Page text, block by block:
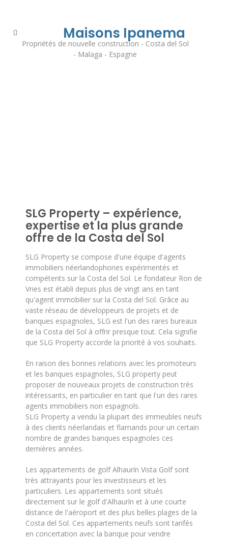
Maisons Ipanema
Propriétés de nouvelle construction - Costa del Sol
- Malaga - Espagne
SLG Property – expérience,
expertise et la plus grande
offre de la Costa del Sol
SLG Property se compose d'une équipe d'agents
immobiliers néerlandophones expérimentés et
compétents sur la Costa del Sol. Le fondateur Ron de
Vries est établi depuis plus de vingt ans en tant
qu'agent immobilier sur la Costa del Sol. Grâce au
vaste réseau de développeurs de projets et de
banques espagnoles, SLG est l'un des rares bureaux
de la Costa del Sol à offrir presque tout. Cela signifie
que SLG Property accorde la priorité à vos souhaits.
En raison des bonnes relations avec les promoteurs
et les banques espagnoles, SLG property peut
proposer de nouveaux projets de construction très
intéressants, en particulier en tant que l'un des rares
agents immobiliers non espagnols.
SLG Property a vendu la plupart des immeubles neufs
à des clients néerlandais et flamands pour un certain
nombre de grandes banques espagnoles ces
dernières années.
Les appartements de golf Alhaurín Vista Golf sont
très attrayants pour les investisseurs et les
particuliers. Les appartements sont situés
directement sur le golf d'Alhaurín et à une courte
distance de l'aéroport et des plus belles plages de la
Costa del Sol. Ces appartements neufs sont tarifés
en concertation avec la banque pour vendre